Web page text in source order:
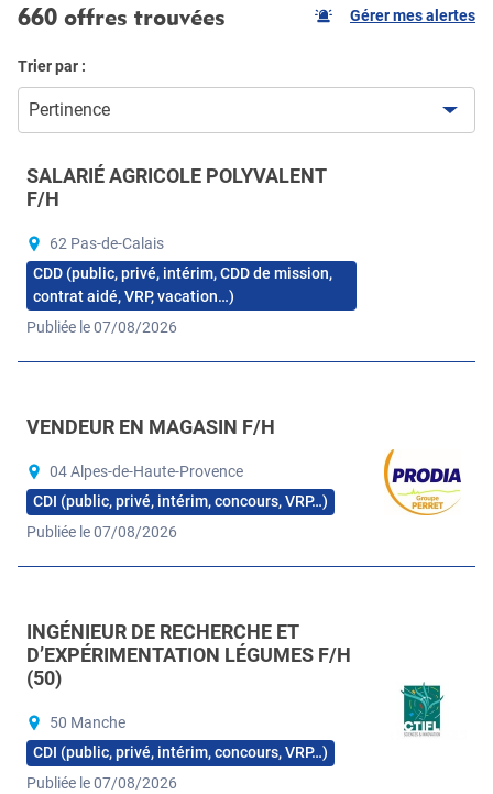
660 offres trouvées Gérer mes alertes
Trier par :
Pertinence
SALARIÉ AGRICOLE POLYVALENT
F/H
62 Pas-de-Calais
CDD (public, privé, intérim, CDD de mission,
contrat aidé, VRP, vacation…)
Publiée le 07/08/2026
VENDEUR EN MAGASIN F/H
04 Alpes-de-Haute-Provence
CDI (public, privé, intérim, concours, VRP…)
Publiée le 07/08/2026
INGÉNIEUR DE RECHERCHE ET
D’EXPÉRIMENTATION LÉGUMES F/H
(50)
50 Manche
CDI (public, privé, intérim, concours, VRP…)
Publiée le 07/08/2026